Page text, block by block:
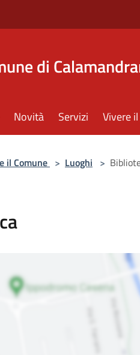
di
Novità Servizi Vivere
il Comune > Luoghi >